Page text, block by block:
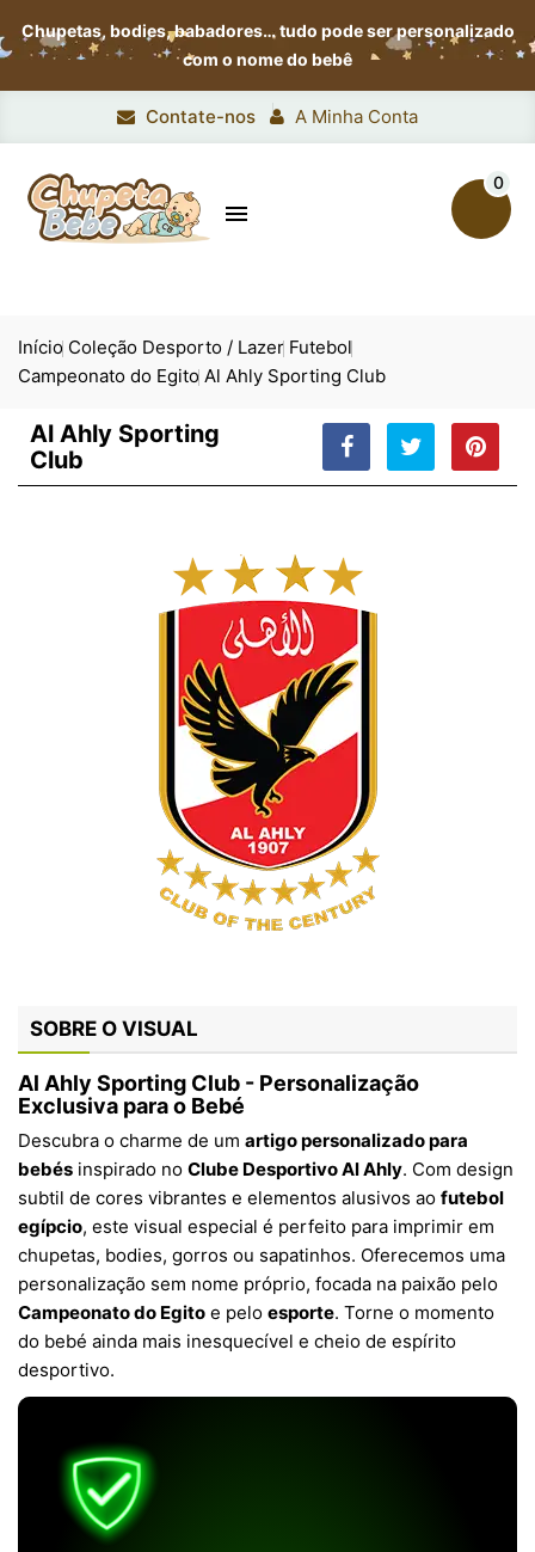
Chupetas, bodies, babadores…tudo pode ser personalizado
com o nome do bebê
Contate-nos A Minha Conta

0
Início Coleção Desporto / Lazer Futebol
Campeonato do Egito Al Ahly Sporting Club
Al Ahly Sporting
Club
SOBRE O VISUAL
Al Ahly Sporting Club - Personalização
Exclusiva para o Bebé
Descubra o charme de um artigo personalizado para
bebés inspirado no Clube Desportivo Al Ahly. Com design
subtil de cores vibrantes e elementos alusivos ao futebol
egípcio, este visual especial é perfeito para imprimir em
chupetas, bodies, gorros ou sapatinhos. Oferecemos uma
personalização sem nome próprio, focada na paixão pelo
Campeonato do Egito e pelo esporte. Torne o momento
do bebé ainda mais inesquecível e cheio de espírito
desportivo.